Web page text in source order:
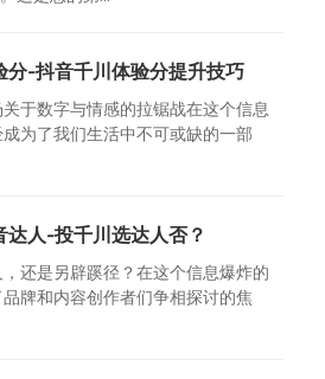
分-抖音千川体验分提升技巧
于数字与情感的拉锯战在这个信息
为了我们生活中不可或缺的一部
人-投千川选达人否？
还是另辟蹊径？在这个信息爆炸的
牌和内容创作者们争相探讨的焦